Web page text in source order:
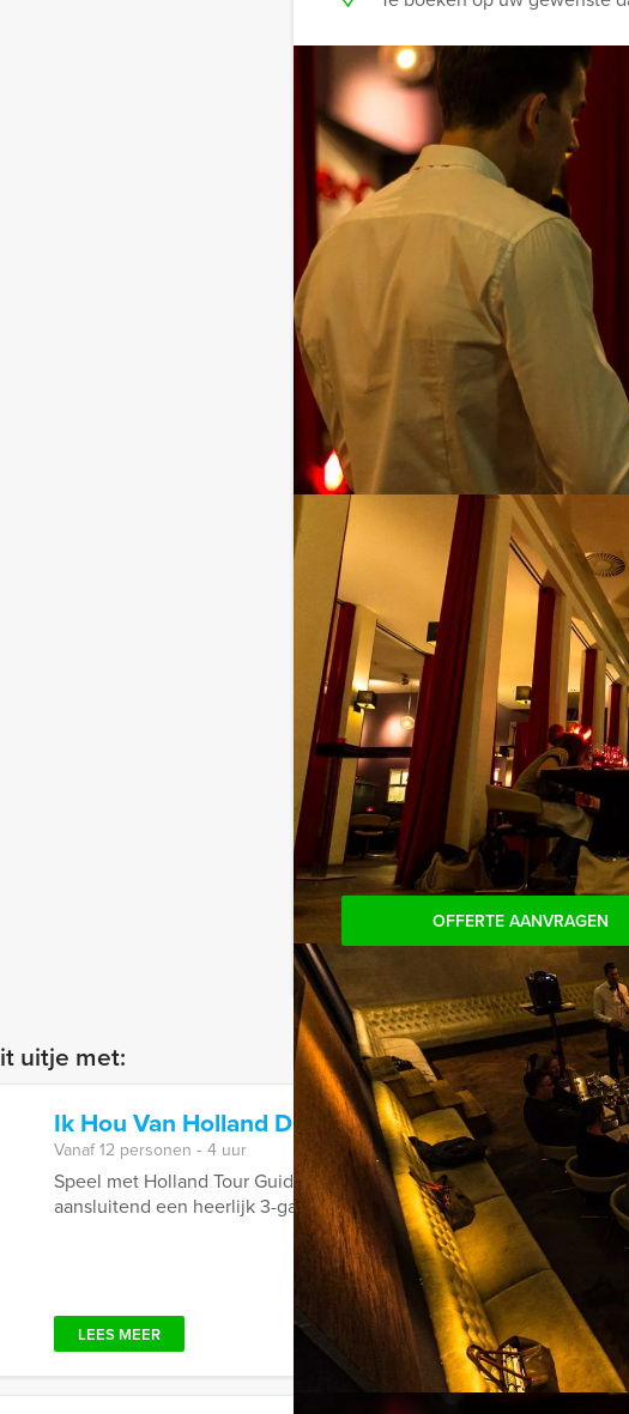
Optioneel:
Niet telkens uw knip hoeven
persoon per uur dat u in het
het drankarrangement, waarbij u
en thee. En…zo komt u ook
Komt u niet aan het minimale
aantal te betalen, kunt u ook
OFFERTE AANVRAGEN
uitje met:
Ik Hou Van Holland Diner in Almere
Vanaf 12 personen ‐ 4 uur
Speel met Holland Tour Guides in Almere het beroemde tv-spel 'ik
aansluitend een heerlijk 3-gangen diner.
LEES MEER